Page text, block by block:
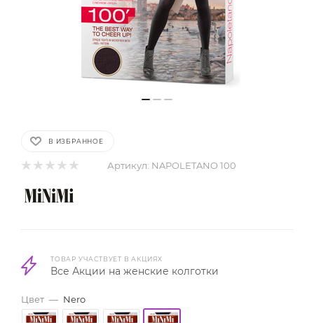
В ИЗБРАННОЕ
Артикул: NAPOLETANO 100
ТОВАР УЧАСТВУЕТ В АКЦИЯХ
Все Акции на женские колготки
Цвет — Nero